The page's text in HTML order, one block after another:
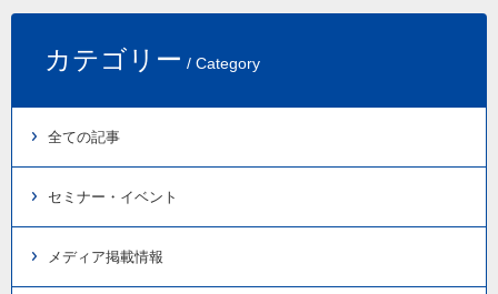
カテゴリー / Category
全ての記事
セミナー・イベント
メディア掲載情報